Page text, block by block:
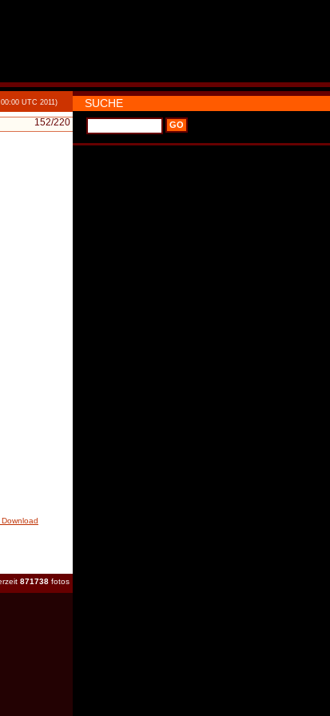
UTC 2011)
152/220
871738 fotos
SUCHE